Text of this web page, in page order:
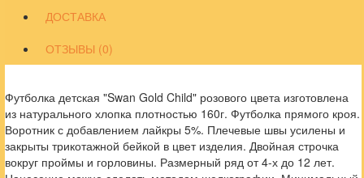
ДОСТАВКА
ОТЗЫВЫ (0)
Футболка детская "Swan Gold Child" розового цвета изготовлена
из натурального хлопка плотностью 160г. Футболка прямого кроя.
Воротник с добавлением лайкры 5%. Плечевые швы усилены и
закрыты трикотажной бейкой в цвет изделия. Двойная строчка
вокруг проймы и горловины. Размерный ряд от 4-х до 12 лет.